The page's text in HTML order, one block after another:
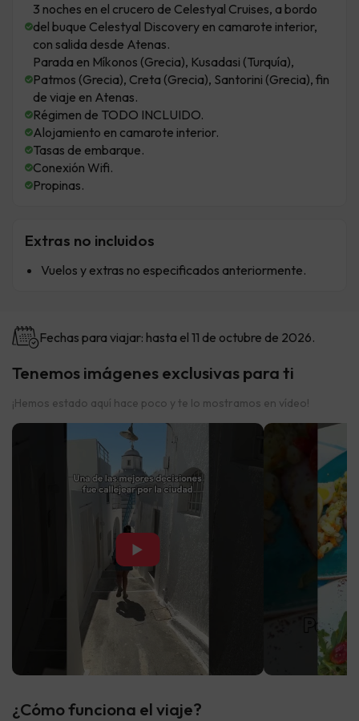
3 noches en el crucero de Celestyal Cruises, a bordo
del buque Celestyal Discovery en camarote interior,
con salida desde Atenas.
Parada en Míkonos (Grecia), Kusadasi (Turquía),
Patmos (Grecia), Creta (Grecia), Santorini (Grecia), fin
de viaje en Atenas.
Régimen de TODO INCLUIDO.
Alojamiento en camarote interior.
Tasas de embarque.
Conexión Wifi.
Propinas.
Extras no incluidos
Vuelos y extras no especificados anteriormente.
Fechas para viajar: hasta el 11 de octubre de 2026.
Tenemos imágenes exclusivas para ti
¡Hemos estado aquí hace poco y te lo mostramos en vídeo!
▶
¿Cómo funciona el viaje?